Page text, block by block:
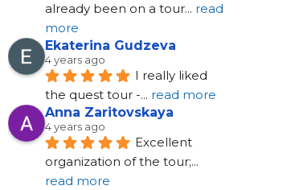
already been on a tour... read
more
Ekaterina Gudzeva
4 years ago
I really liked
the quest tour -... read more
Anna Zaritovskaya
4 years ago
Excellent
organization of the tour;
read more